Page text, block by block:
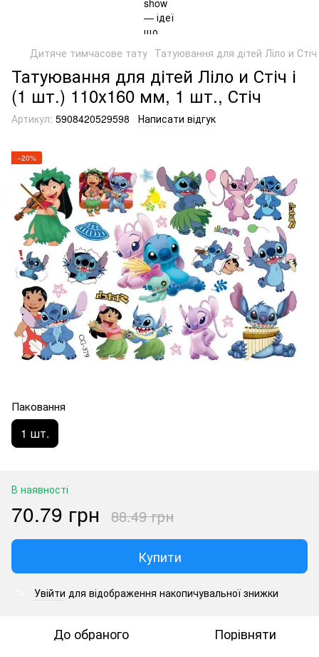
Дитяче тимчасове тату Татуювання для дітей Ліло и
Татуювання для дітей Ліло и Стіч і
(1 шт.) 110х160 мм, 1 шт., Стіч
Артикул: 5908420529598 Написати відгук
−20%
Паковання
1 шт.
В наявності
70.79 грн 88.49 грн
Купити
Увійти для відображення накопичувальної знижки
До обраного Порівняти